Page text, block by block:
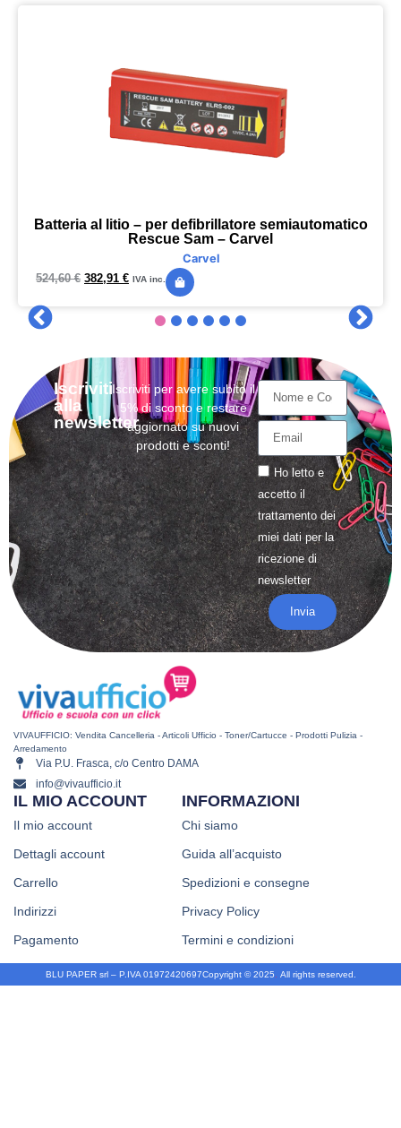
Batteria al litio – per defibrillatore semiautomatico
Rescue Sam – Carvel
Carvel
524,60€ 382,91 € IVA inc.
Iscriviti
alla
newsletter
Iscriviti per avere subito il
5% di sconto e restare
aggiornato su nuovi
prodotti e sconti!
Ho letto e
accetto il
trattamentodei
miei dati per la
ricezione di
newsletter
Invia
VIVAUFFICIO: Vendita Cancelleria - Articoli Ufficio - Toner/Cartucce - Prodotti Pulizia -
Arredamento
Via P.U. Frasca, c/o Centro DAMA
info@vivaufficio.it
INFORMAZIONI
Chi siamo
Guida all’acquisto
Spedizioni e consegne
Privacy Policy
Termini e condizioni
IL MIO ACCOUNT
Il mio account
Dettagli account
Carrello
Indirizzi
Pagamento
Copyright © 2025. All rights reserved.
BLU PAPER srl – P.IVA 01972420697